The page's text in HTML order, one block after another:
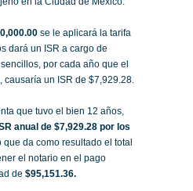
se le aplicará la tarifa
dará un ISR a cargo de
por cada año que el
causaría un ISR de $7,929.28.
que tuvo el bien 12 años,
anual de $7,929.28 por los
que da como resultado el total
el notario en el pago
de $95,151.36.